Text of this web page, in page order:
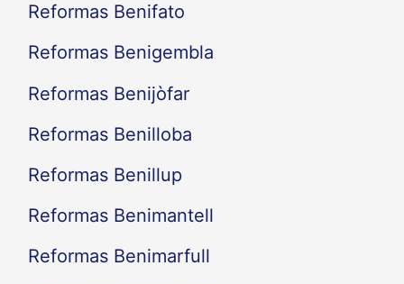
Reformas Benifato
Reformas Benigembla
Reformas Benijòfar
Reformas Benilloba
Reformas Benillup
Reformas Benimantell
Reformas Benimarfull